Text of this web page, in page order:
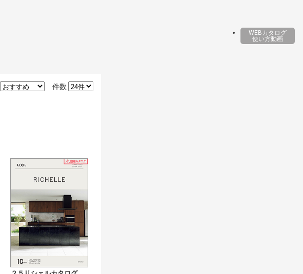
WEBカタログ
使い方動画
件数